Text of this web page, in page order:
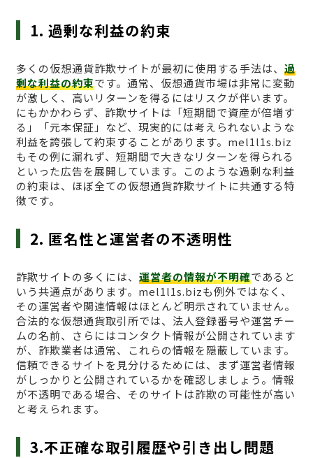
1. 過剰な利益の約束
多くの仮想通貨詐欺サイトが最初に使用する手法は、 過
剰な利益の約束です。通常、仮想通貨市場は非常に変動
が激しく、高いリターンを得るにはリスクが伴います。
にもかかわらず、詐欺サイトは「短期間で資産が倍増す
る」「元本保証」など、現実的には考えられないような
利益を誇張して約束することがあります。mel1l1s.biz
もその例に漏れず、短期間で大きなリターンを得られる
といった広告を展開しています。このような過剰な利益
の約束は、ほぼ全ての仮想通貨詐欺サイトに共通する特
徴です。
2. 匿名性と運営者の不透明性
詐欺サイトの多くには、 運営者の情報が不明確であると
いう共通点があります。mel1l1s.bizも例外ではなく、
その運営者や関連情報はほとんど明示されていません。
合法的な仮想通貨取引所では、法人登録番号や運営チー
ムの名前、さらにはコンタクト情報が公開されています
が、詐欺業者は通常、これらの情報を隠蔽しています。
信頼できるサイトを見分けるためには、まず運営者情報
がしっかりと公開されているかを確認しましょう。情報
が不透明である場合、そのサイトは詐欺の可能性が高い
と考えられます。
3.不正確な取引履歴や引き出し問題